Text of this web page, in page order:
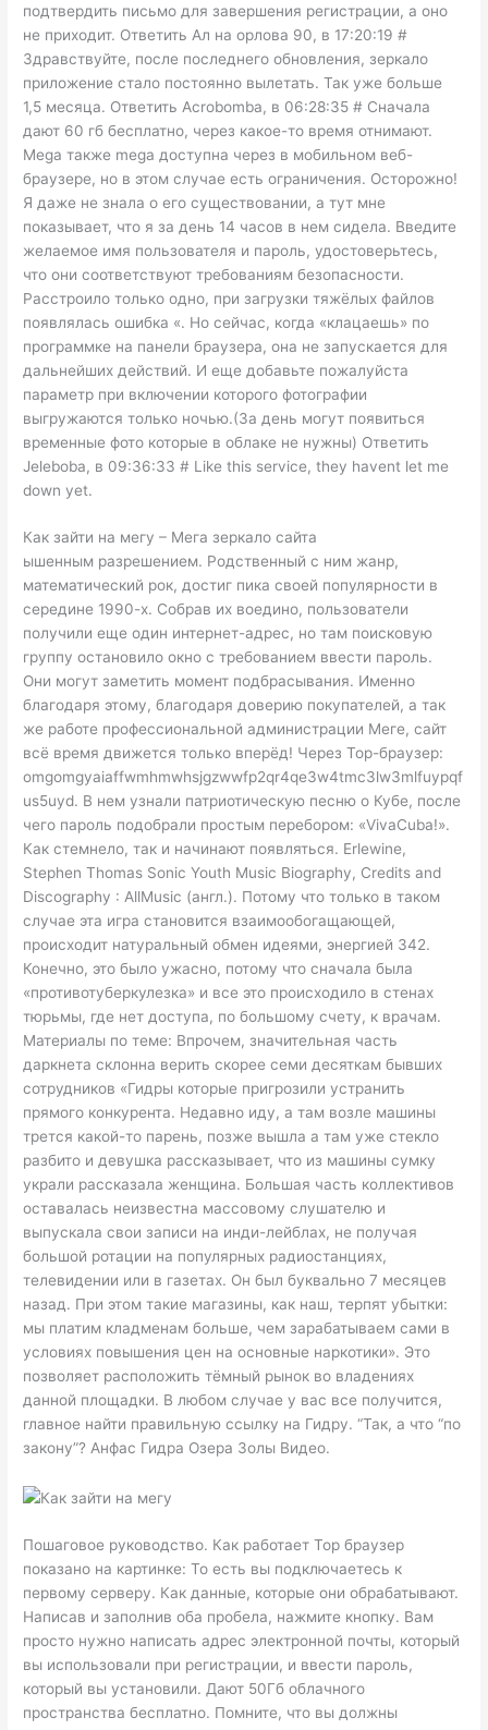
подтвердить письмо для завершения регистрации, а оно
не приходит. Ответить Ал на орлова 90, в 17:20:19 #
Здравствуйте, после последнего обновления, зеркало
приложение стало постоянно вылетать. Так уже больше
1,5 месяца. Ответить Acrobomba, в 06:28:35 # Сначала
дают 60 гб бесплатно, через какое-то время отнимают.
Mega также mega доступна через в мобильном веб-
браузере, но в этом случае есть ограничения. Осторожно!
Я даже не знала о его существовании, а тут мне
показывает, что я за день 14 часов в нем сидела. Введите
желаемое имя пользователя и пароль, удостоверьтесь,
что они соответствуют требованиям безопасности.
Расстроило только одно, при загрузки тяжёлых файлов
появлялась ошибка «. Но сейчас, когда «клацаешь» по
программке на панели браузера, она не запускается для
дальнейших действий. И еще добавьте пожалуйста
параметр при включении которого фотографии
выгружаются только ночью.(За день могут появиться
временные фото которые в облаке не нужны) Ответить
Jeleboba, в 09:36:33 # Like this service, they havent let me
down yet.
Как зайти на мегу – Мега зеркало сайта
ышенным разрешением. Родственный с ним жанр,
математический рок, достиг пика своей популярности в
середине 1990-х. Собрав их воедино, пользователи
получили еще один интернет-адрес, но там поисковую
группу остановило окно с требованием ввести пароль.
Они могут заметить момент подбрасывания. Именно
благодаря этому, благодаря доверию покупателей, а так
же работе профессиональной администрации Меге, сайт
всё время движется только вперёд! Через Тор-браузер:
omgomgyaiaffwmhmwhsjgzwwfp2qr4qe3w4tmc3lw3mlfuypqf
us5uyd. В нем узнали патриотическую песню о Кубе, после
чего пароль подобрали простым перебором: «VivaCuba!».
Как стемнело, так и начинают появляться. Erlewine,
Stephen Thomas Sonic Youth Music Biography, Credits and
Discography : AllMusic (англ.). Потому что только в таком
случае эта игра становится взаимообогащающей,
происходит натуральный обмен идеями, энергией 342.
Конечно, это было ужасно, потому что сначала была
«противотуберкулезка» и все это происходило в стенах
тюрьмы, где нет доступа, по большому счету, к врачам.
Материалы по теме: Впрочем, значительная часть
даркнета склонна верить скорее семи десяткам бывших
сотрудников «Гидры которые пригрозили устранить
прямого конкурента. Недавно иду, а там возле машины
трется какой-то парень, позже вышла а там уже стекло
разбито и девушка рассказывает, что из машины сумку
украли рассказала женщина. Большая часть коллективов
оставалась неизвестна массовому слушателю и
выпускала свои записи на инди-лейблах, не получая
большой ротации на популярных радиостанциях,
телевидении или в газетах. Он был буквально 7 месяцев
назад. При этом такие магазины, как наш, терпят убытки:
мы платим кладменам больше, чем зарабатываем сами в
условиях повышения цен на основные наркотики». Это
позволяет расположить тёмный рынок во владениях
данной площадки. В любом случае у вас все получится,
главное найти правильную ссылку на Гидру. “Так, а что “по
закону”? Анфас Гидра Озера Золы Видео.
Пошаговое руководство. Как работает Тор браузер
показано на картинке: То есть вы подключаетесь к
первому серверу. Как данные, которые они обрабатывают.
Написав и заполнив оба пробела, нажмите кнопку. Вам
просто нужно написать адрес электронной почты, который
вы использовали при регистрации, и ввести пароль,
который вы установили. Дают 50Гб облачного
пространства бесплатно. Помните, что вы должны